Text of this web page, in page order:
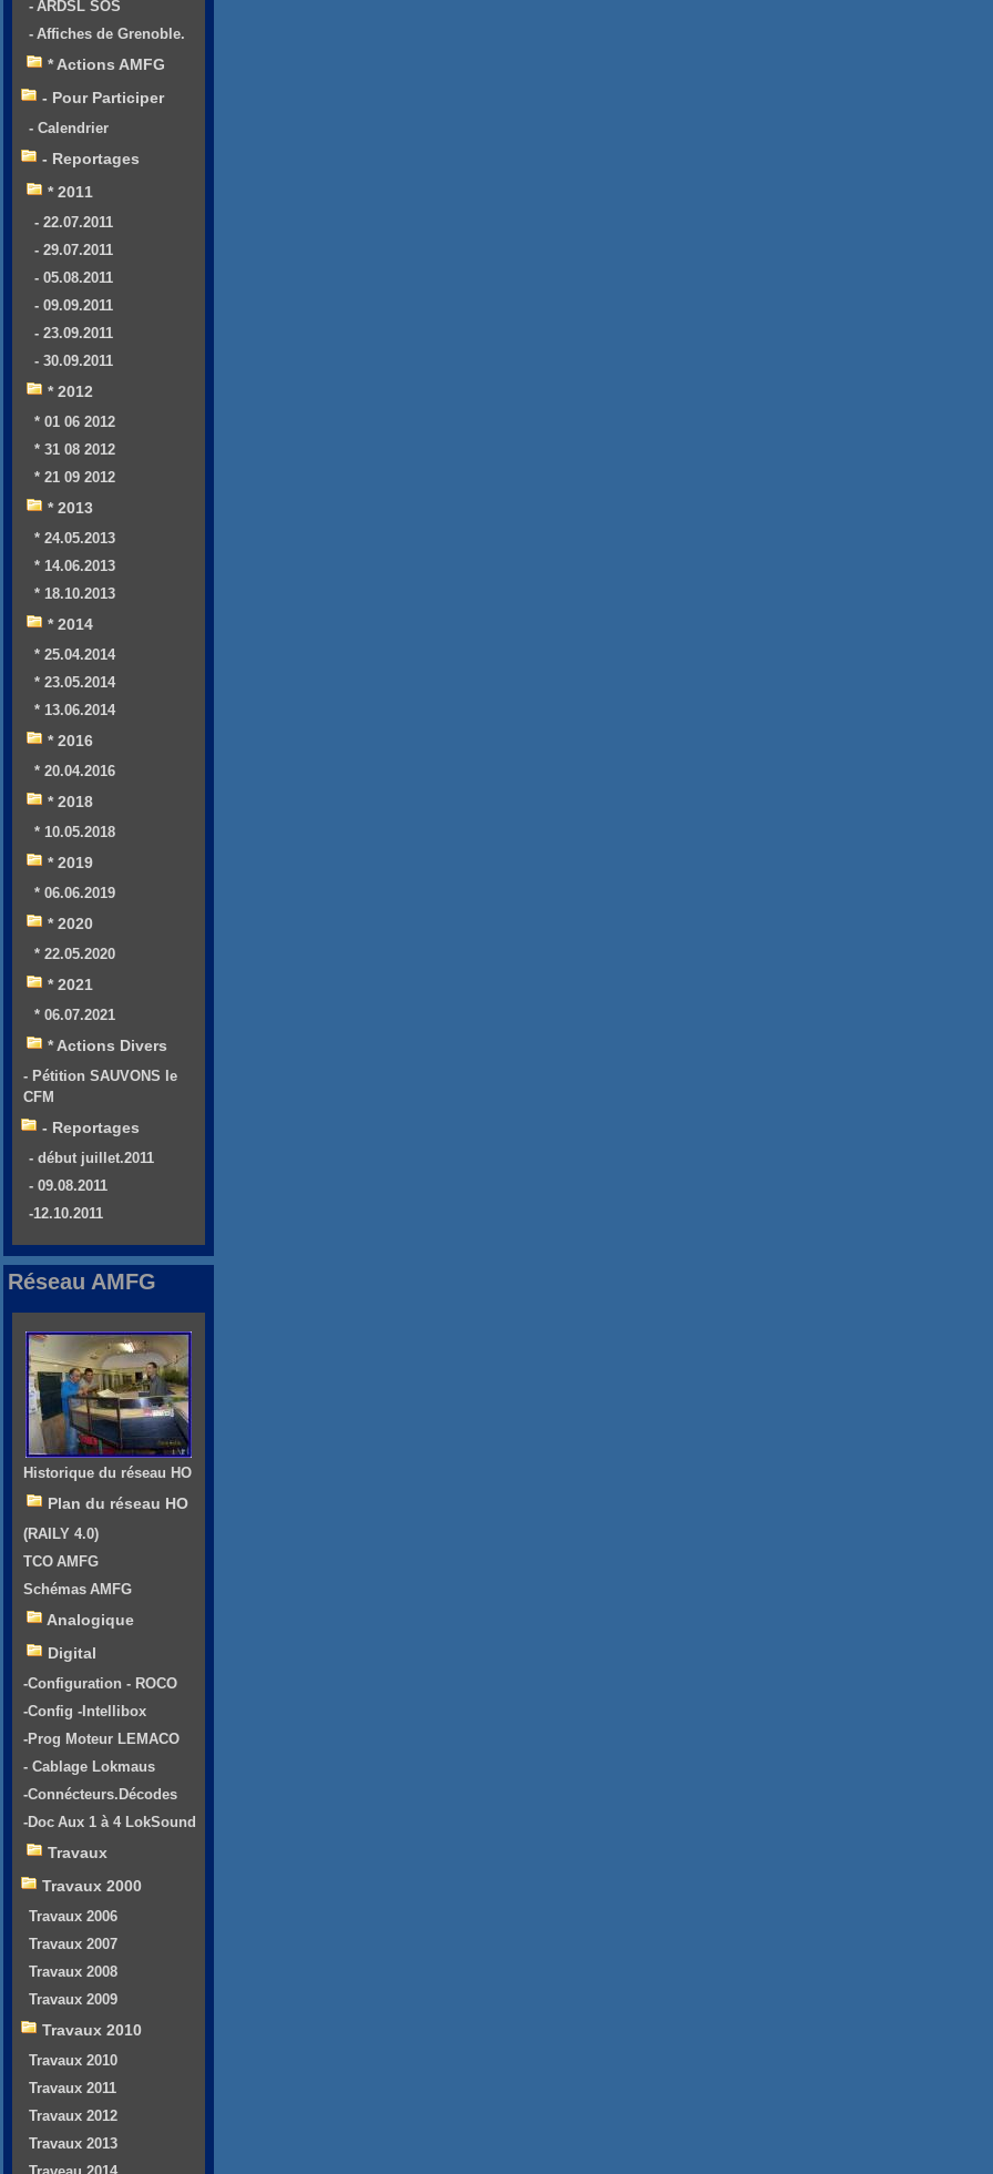
- ARDSL SOS
- Affiches de Grenoble.
* Actions AMFG
- Pour Participer
- Calendrier
- Reportages
* 2011
- 22.07.2011
- 29.07.2011
- 05.08.2011
- 09.09.2011
- 23.09.2011
- 30.09.2011
* 2012
* 01 06 2012
* 31 08 2012
* 21 09 2012
* 2013
* 24.05.2013
* 14.06.2013
* 18.10.2013
* 2014
* 25.04.2014
* 23.05.2014
* 13.06.2014
* 2016
* 20.04.2016
* 2018
* 10.05.2018
* 2019
* 06.06.2019
* 2020
* 22.05.2020
* 2021
* 06.07.2021
* Actions Divers
- Pétition SAUVONS le
CFM
- Reportages
- début juillet.2011
- 09.08.2011
-12.10.2011
Réseau AMFG
Historique du réseau HO
Plan du réseau HO
(RAILY 4.0)
TCO AMFG
Schémas AMFG
Analogique
Digital
-Configuration - ROCO
-Config -Intellibox
-Prog Moteur LEMACO
- Cablage Lokmaus
-Connécteurs.Décodes
-Doc Aux 1 à 4 LokSound
Travaux
Travaux 2000
Travaux 2006
Travaux 2007
Travaux 2008
Travaux 2009
Travaux 2010
Travaux 2010
Travaux 2011
Travaux 2012
Travaux 2013